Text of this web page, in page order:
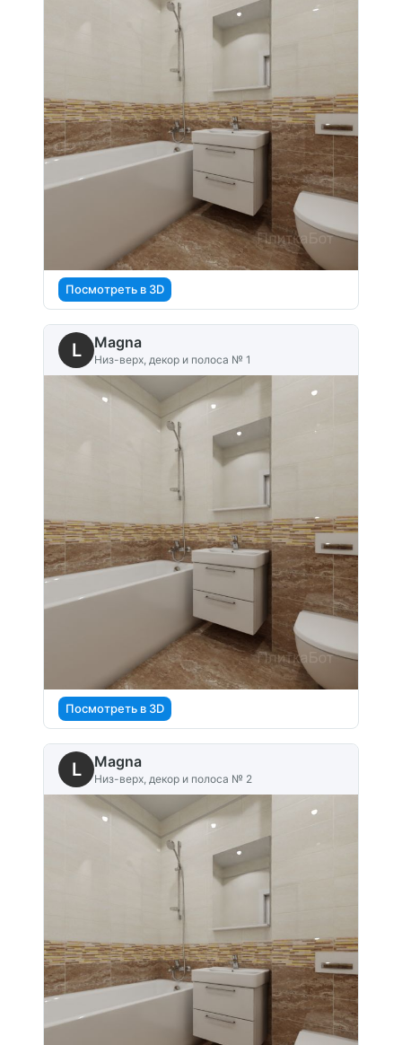
Посмотреть в 3D
L Magna
Низ-верх, декор и полоса № 1
Посмотреть в 3D
L Magna
Низ-верх, декор и полоса № 2